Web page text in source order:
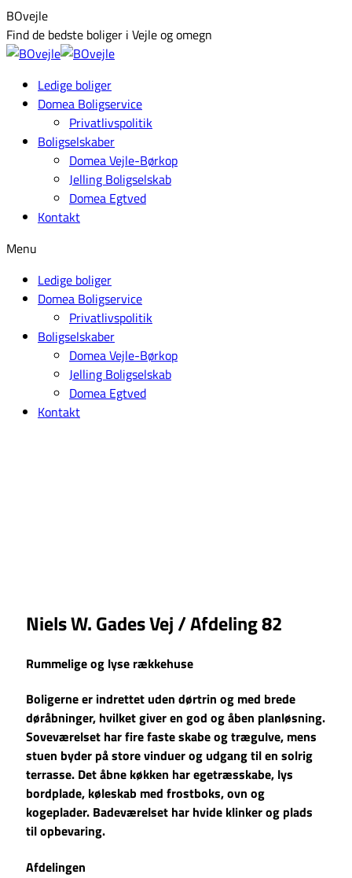
Skip
to
content
Facebook
page
opens
new
window
BOvejle
Find de bedste boliger i Vejle og omegn
Ledige boliger
Domea Boligservice
Privatlivspolitik
Boligselskaber
Domea Vejle-Børkop
Jelling Boligselskab
Domea Egtved
Kontakt
Menu
Ledige boliger
Domea Boligservice
Privatlivspolitik
Boligselskaber
Domea Vejle-Børkop
Jelling Boligselskab
Domea Egtved
Kontakt
Niels W. Gades Vej / Afdeling 82
Rummelige og lyse rækkehuse
Boligerne er indrettet uden dørtrin og med brede
døråbninger, hvilket giver en god og åben planløsning.
Soveværelset har fire faste skabe og trægulve, mens
stuen byder på store vinduer og udgang til en solrig
terrasse. Det åbne køkken har egetræsskabe, lys
bordplade, køleskab med frostboks, ovn og
kogeplader. Badeværelset har hvide klinker og plads
til opbevaring.
Afdelingen